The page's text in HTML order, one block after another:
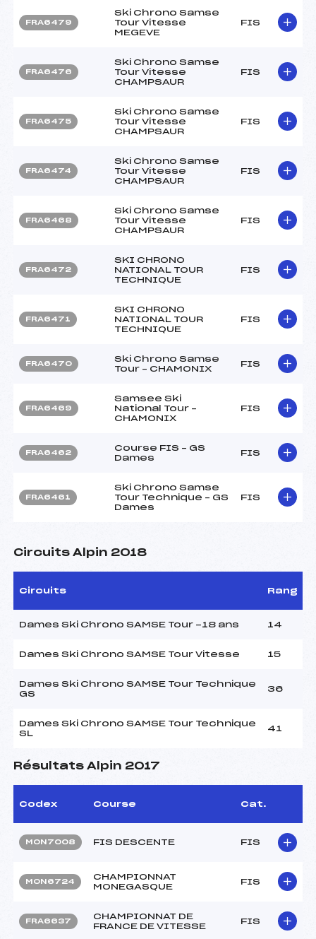
FRA6479
Ski Chrono Samse
Tour Vitesse
MEGEVE
FIS
FRA6476
Ski Chrono Samse
Tour Vitesse
CHAMPSAUR
FIS
FRA6475
Ski Chrono Samse
Tour Vitesse
CHAMPSAUR
FIS
FRA6474
Ski Chrono Samse
Tour Vitesse
CHAMPSAUR
FIS
FRA6468
Ski Chrono Samse
Tour Vitesse
CHAMPSAUR
FIS
FRA6472
SKI CHRONO
NATIONAL TOUR
TECHNIQUE
FIS
FRA6471
SKI CHRONO
NATIONAL TOUR
TECHNIQUE
FIS
FRA6470
Ski Chrono Samse
Tour – CHAMONIX
FIS
FRA6469
Samsee Ski
National Tour –
CHAMONIX
FIS
FRA6462
Course FIS – GS
Dames
FIS
FRA6461
Ski Chrono Samse
Tour Technique – GS
Dames
FIS
Circuits Alpin 2018
Circuits Rang
Dames Ski Chrono SAMSE Tour -18 ans 14
Dames Ski Chrono SAMSE Tour Vitesse 15
Dames Ski Chrono SAMSE Tour Technique
GS
36
Dames Ski Chrono SAMSE Tour Technique
SL
41
Résultats Alpin 2017
Codex Course Cat.
MON7008 FIS DESCENTE FIS
MON6724
CHAMPIONNAT
MONEGASQUE
FIS
FRA6637
CHAMPIONNAT DE
FRANCE DE VITESSE
FIS